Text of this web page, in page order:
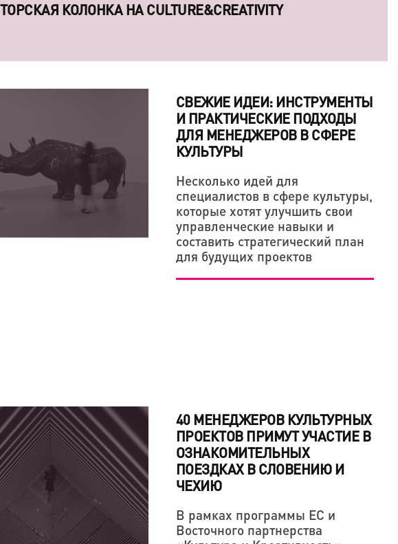
ЭКОНОМИКА
ПАРАДЖАНОВ ОДНАЖДЫ ПООБЕЩАЛ ОТОМСТИТЬ МИРУ
— НАША ТВОРЧЕСКАЯ ПОЗИЦИЯ ТОЖЕ ДЕРЖИТСЯ НА
ЭКОНОМИКА
КОЛОНКА НА CULTURE&CREATIVITY
СПОСОБНЫ ЗАВОЕВАТЬ СЕРДЦА КРЕАТИВНЫХ
СВЕЖИЕ ИДЕИ: ИНСТРУМЕНТЫ
И ПРАКТИЧЕСКИЕ ПОДХОДЫ
ДЛЯ МЕНЕДЖЕРОВ В СФЕРЕ
КУЛЬТУРЫ
Несколько идей для
специалистов в сфере культуры,
которые хотят улучшить свои
управленческие навыки и
составить стратегический план
для будущих проектов
40 МЕНЕДЖЕРОВ КУЛЬТУРНЫХ
ПРОЕКТОВ ПРИМУТ УЧАСТИЕ В
ОЗНАКОМИТЕЛЬНЫХ
ПОЕЗДКАХ В СЛОВЕНИЮ И
ЧЕХИЮ
В рамках программы ЕС и
Восточного партнерства